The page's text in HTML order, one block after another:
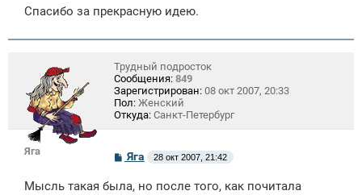
Спасибо за прекрасную идею.
Яга
Трудный подросток
Сообщения: 849
Зарегистрирован: 08 окт 2007, 20:33
Пол: Женский
Откуда: Санкт-Петербург
С
о
б
Яга 28 окт 2007, 21:42
Мысль такая была, но после того, как почитала